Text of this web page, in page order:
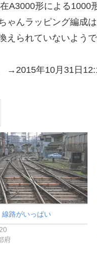
A3000形による1000
ゃんラッピング編成
えられていないようで
→2015年10月31日
線路がいっぱい
府